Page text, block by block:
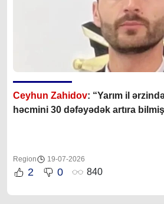
Ceyhun Zahidov: “Yarım il
həcmini 30 dəfəyədək artıra
Region 19-07-2026
2 0 840